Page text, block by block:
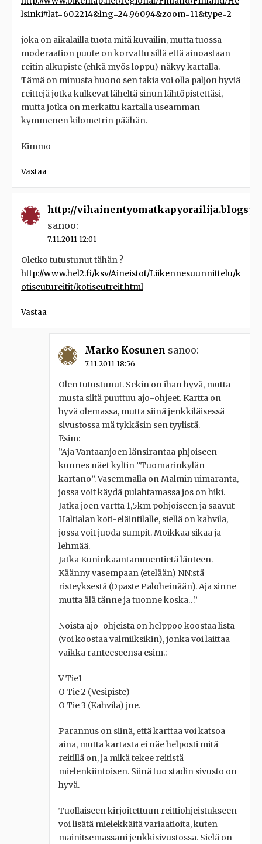
lsinki#lat=60.2214&lng=24.96094&zoom=11&type=2
joka on aikalailla tuota mitä kuvailin, mutta tuossa
moderaation puute on korvattu sillä että ainoastaan
reitin alkupiste (ehkä myös loppu) näkyy kartalla.
Tämä on minusta huono sen takia voi olla paljon hyviä
reittejä jotka kulkevat läheltä sinun lähtöpistettäsi,
mutta jotka on merkattu kartalla useamman
kymmenen kilometrin päähän.
Kimmo
Vastaa
http://
sanoo:
7.11.2011 12:01
Oletko tutustunut tähän ?
http://www.hel2.fi/ksv/Aineistot/Liikennesuunnittelu/k
otiseutureitit/kotiseutreit.html
Vastaa
Marko Kosunen sanoo:
7.11.2011 18:56
Olen tutustunut. Sekin on ihan hyvä, mutta
musta siitä puuttuu ajo-ohjeet. Kartta on
hyvä olemassa, mutta siinä jenkkiläisessä
sivustossa mä tykkäsin sen tyylistä.
Esim:
”Aja Vantaanjoen länsirantaa phjoiseen
kunnes näet kyltin ”Tuomarinkylän
kartano”. Vasemmalla on Malmin uimaranta,
jossa voit käydä pulahtamassa jos on hiki.
Jatka joen vartta 1,5km pohjoiseen ja saavut
Haltialan koti-eläintilalle, siellä on kahvila,
jossa voit juoda sumpit. Moikkaa sikaa ja
lehmää.
Jatka Kuninkaantammentietä länteen.
Käänny vasempaan (etelään) NN:stä
risteyksestä (Opaste Paloheinään). Aja sinne
mutta älä tänne ja tuonne koska…”
Noista ajo-ohjeista on helppoo koostaa lista
(voi koostaa valmiiksikin), jonka voi laittaa
vaikka ranteeseensa esim.:
V Tie1
O Tie 2 (Vesipiste)
O Tie 3 (Kahvila) jne.
Parannus on siinä, että karttaa voi katsoa
aina, mutta kartasta ei näe helposti mitä
reitillä on, ja mikä tekee reitistä
mielenkiintoisen. Siinä tuo stadin sivusto on
hyvä.
Tuollaiseen kirjoitettuun reittiohjeistukseen
voi lisätä mielekkäitä variaatioita, kuten
mainitsemassani jenkkisivustossa. Sielä on